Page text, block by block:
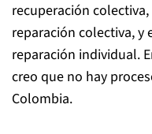
recuperación
reparación colectiva, y
reparación individual.
creo que no hay
Colombia.